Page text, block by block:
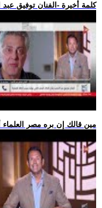
.. كلمة أخيرة -الفنان توفيق
.. مين قالك إن بره مصر